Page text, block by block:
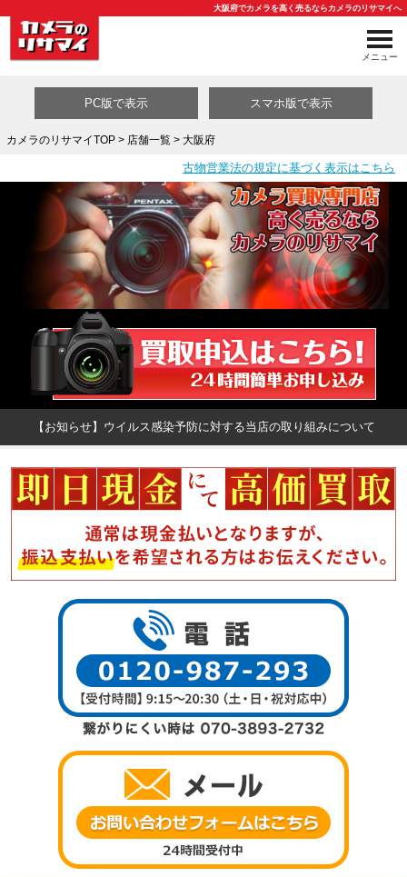
大阪府でカメラを高く売るならカメラのリサマイへ
メニュー
買取カテゴリ一覧
PC版で表示 スマホ版で表示
カメラのリサマイTOP> 店舗一覧> 大阪府
古物営業法の規定に基づく表示はこちら
【お知らせ】ウイルス感染予防に対する当店の取り組みについて